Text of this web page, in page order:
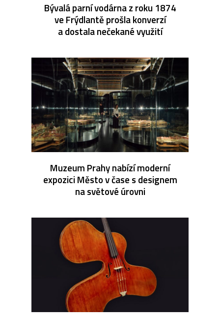
Bývalá parní vodárna z roku 1874
ve Frýdlantě prošla konverzí
a dostala nečekané využití
Muzeum Prahy nabízí moderní
expozici Město v čase s designem
na světové úrovni